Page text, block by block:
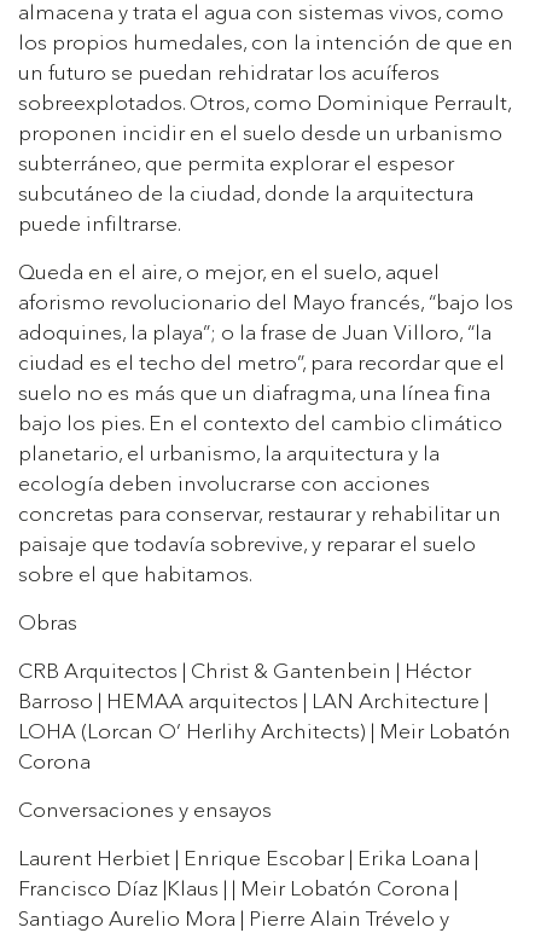
almacena y trata el agua con sistemas vivos, como
los propios humedales, con la intención de que en
un futuro se puedan rehidratar los acuíferos
sobreexplotados. Otros, como Dominique Perrault,
proponen incidir en el suelo desde un urbanismo
subterráneo, que permita explorar el espesor
subcutáneo de la ciudad, donde la arquitectura
puede infiltrarse.
Queda en el aire, o mejor, en el suelo, aquel
aforismo revolucionario del Mayo francés, “bajo los
adoquines, la playa”; o la frase de Juan Villoro, “la
ciudad es el techo del metro”, para recordar que el
suelo no es más que un diafragma, una línea fina
bajo los pies. En el contexto del cambio climático
planetario, el urbanismo, la arquitectura y la
ecología deben involucrarse con acciones
concretas para conservar, restaurar y rehabilitar un
paisaje que todavía sobrevive, y reparar el suelo
sobre el que habitamos.
Obras
CRB Arquitectos | Christ & Gantenbein | Héctor
Barroso | HEMAA arquitectos | LAN Architecture |
LOHA (Lorcan O’ Herlihy Architects) | Meir Lobatón
Corona
Conversaciones y ensayos
Laurent Herbiet | Enrique Escobar | Erika Loana |
Francisco Díaz |Klaus | | Meir Lobatón Corona |
Santiago Aurelio Mora | Pierre Alain Trévelo y